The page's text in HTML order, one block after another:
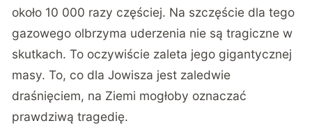
około 10 000 razy częściej. Na szczęście dla tego
gazowego olbrzyma uderzenia nie są tragiczne w
skutkach. To oczywiście zaleta jego gigantycznej
masy. To, co dla Jowisza jest zaledwie
draśnięciem, na Ziemi mogłoby oznaczać
prawdziwą tragedię.